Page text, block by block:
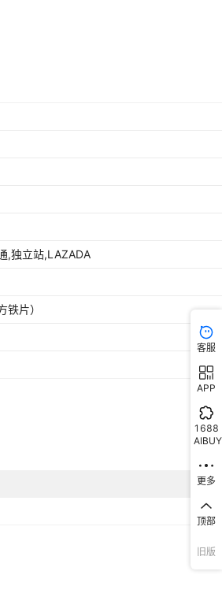
,独立站,LAZADA
片）
客服
APP
1688
AIBUY
更多
顶部
旧版